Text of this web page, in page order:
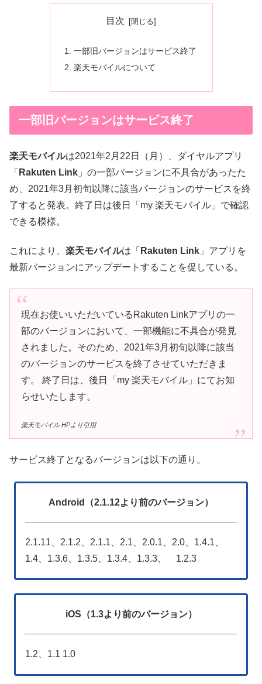
目次
一部旧バージョンはサービス終了
楽天モバイルについて
一部旧バージョンはサービス終了
楽天モバイルは2021年2月22日（月）、ダイヤルアプリ
「 Rakuten Link 」の一部バージョンに不具合があったた
め、2021年3月初旬以降に該当バージョンのサービスを終
了すると発表。終了日は後日「my 楽天モバイル」で確認
できる模様。
これにより、 楽天モバイルは「 Rakuten Link 」アプリを
最新バージョンにアップデートすることを促している。
現在お使いいただいているRakuten Linkアプリの一
部のバージョンにおいて、一部機能に不具合が発見
されました。そのため、2021年3月初旬以降に該当
のバージョンのサービスを終了させていただきま
す。 終了日は、後日「my 楽天モバイル」にてお知
らせいたします。
楽天モバイル HPより引用
サービス終了となるバージョンは以下の通り。
Android（2.1.12より前のバージョン）
2.1.11、2.1.2、2.1.1、2.1、2.0.1、2.0、1.4.1、
1.4、1.3.6、1.3.5、1.3.4、1.3.3、 1.2.3
iOS（1.3より前のバージョン）
1.2、1.1 1.0